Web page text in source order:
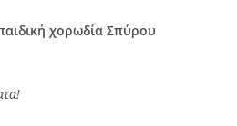
χορωδία Σπύρου